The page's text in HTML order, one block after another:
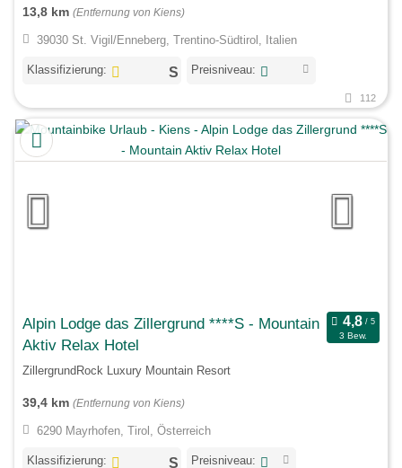
13,8 km (Entfernung von Kiens)
39030 St. Vigil/Enneberg, Trentino-Südtirol, Italien
Klassifizierung: Preisniveau:
112
Alpin Lodge das Zillergrund ****S - Mountain
Aktiv Relax Hotel
3 Bew.
ZillergrundRock Luxury Mountain Resort
39,4 km (Entfernung von Kiens)
6290 Mayrhofen, Tirol, Österreich
Klassifizierung: Preisniveau: